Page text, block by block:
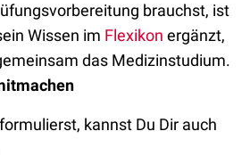
brauchst, ist
Wissen im Flexikon ergänzt,
das Medizinstudium.
kannst Du Dir auch